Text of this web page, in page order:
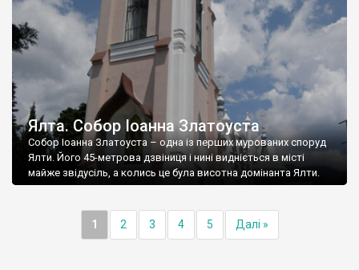
Ялта. Собор Іоанна Златоуста
Собор Іоанна Златоуста – одна із перших мурованих споруд
Ялти. Його 45-метрова дзвіниця і нині видніється в місті
майже звідусіль, а колись це була висотна домінанта Ялти.
1 2 3 4 5 Далі »